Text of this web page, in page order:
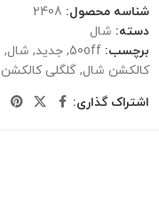
شناسه محصول: 2408
دسته: شال
برچسب: 50off
, جدید, شال,
کالکشن شال, گلگلی کالکشن
اشتراک گذاری: